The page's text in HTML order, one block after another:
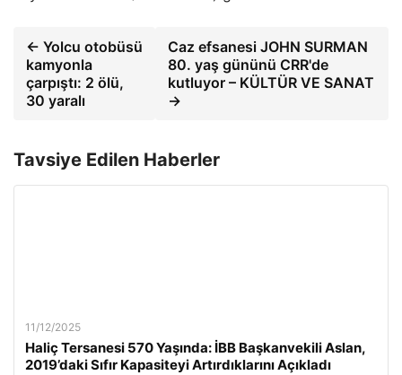
← Yolcu otobüsü
kamyonla
çarpıştı: 2 ölü,
30 yaralı
Caz efsanesi JOHN SURMAN
80. yaş gününü CRR'de
kutluyor – KÜLTÜR VE SANAT
→
Tavsiye Edilen Haberler
11/12/2025
Haliç Tersanesi 570 Yaşında: İBB Başkanvekili Aslan,
2019’daki Sıfır Kapasiteyi Artırdıklarını Açıkladı